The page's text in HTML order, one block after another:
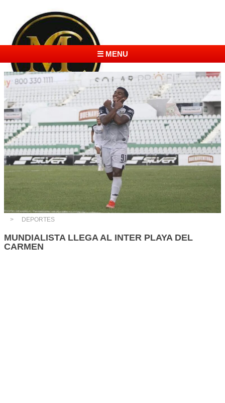
☰ MENU
DEPORTES
MUNDIALISTA LLEGA AL INTER PLAYA DEL
CARMEN